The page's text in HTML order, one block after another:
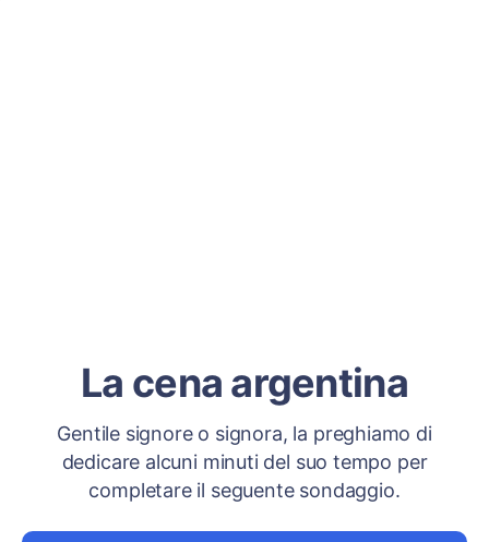
La cena argentina
Gentile signore o signora, la preghiamo di
dedicare alcuni minuti del suo tempo per
completare il seguente sondaggio.